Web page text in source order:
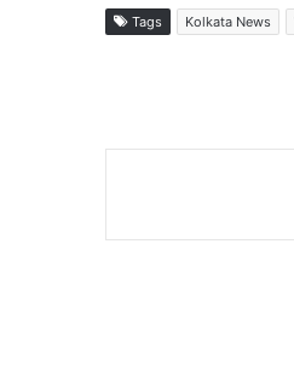
Tags Kolkata News